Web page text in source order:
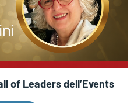
of Leaders dell’Events